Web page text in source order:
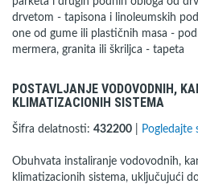
drvetom - tapisona i linoleumskih
one od gume ili plastičnih masa -
mermera, granita ili škriljca - tapeta
POSTAVLJANJE VODOVODNIH,
KLIMATIZACIONIH SISTEMA
Šifra delatnosti: 432200 Pogledajte
Obuhvata instaliranje vodovodnih,
klimatizacionih sistema, uključujući